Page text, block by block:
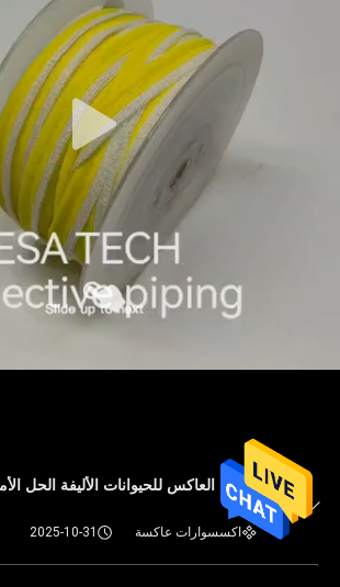
المنتج العاكس للحيوانات الأليفة الحل
اكسسوارات عاكسة 2025-10-31